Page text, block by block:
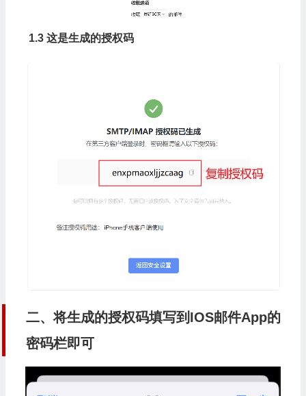
1.3 这是生成的授权码
二、将生成的授权码填写到IOS邮件App的
密码栏即可